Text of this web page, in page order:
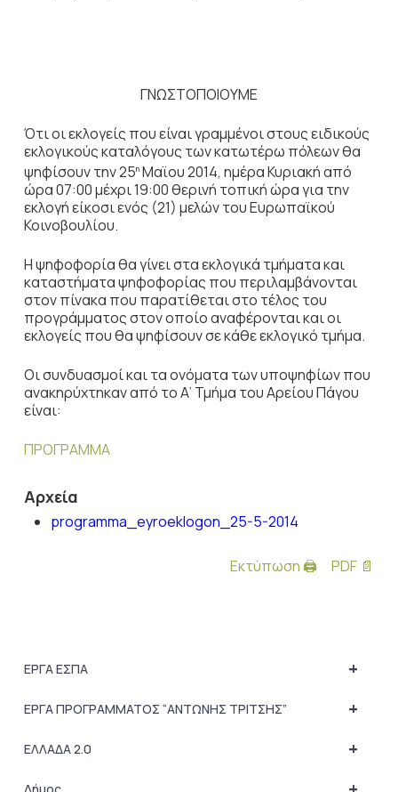
ΓΝΩΣΤΟΠΟΙΟΥΜΕ
Ότι οι εκλογείς που είναι γραμμένοι στους ειδικούς
εκλογικούς καταλόγους των κατωτέρω πόλεων θα
ψηφίσουν την 25ηΜαϊου 2014, ημέρα Κυριακή από
ώρα 07:00 μέχρι 19:00 θερινή τοπική ώρα για την
εκλογή είκοσι ενός (21) μελών του Ευρωπαϊκού
Κοινοβουλίου.
Η ψηφοφορία θα γίνει στα εκλογικά τμήματα και
καταστήματα ψηφοφορίας που περιλαμβάνονται
στον πίνακα που παρατίθεται στο τέλος του
προγράμματος στον οποίο αναφέρονται και οι
εκλογείς που θα ψηφίσουν σε κάθε εκλογικό τμήμα.
Οι συνδυασμοί και τα ονόματα των υποψηφίων που
ανακηρύχτηκαν από το Α’ Τμήμα του Αρείου Πάγου
είναι:
ΠΡΟΓΡΑΜΜΑ
Αρχεία
programma_eyroeklogon_25-5-2014
Εκτύπωση 🖨 PDF 📄
+
ΕΡΓΑ ΕΣΠΑ
+
ΕΡΓΑ ΠΡΟΓΡΑΜΜΑΤΟΣ “ΑΝΤΩΝΗΣ ΤΡΙΤΣΗΣ”
+
ΕΛΛΑΔΑ 2.0